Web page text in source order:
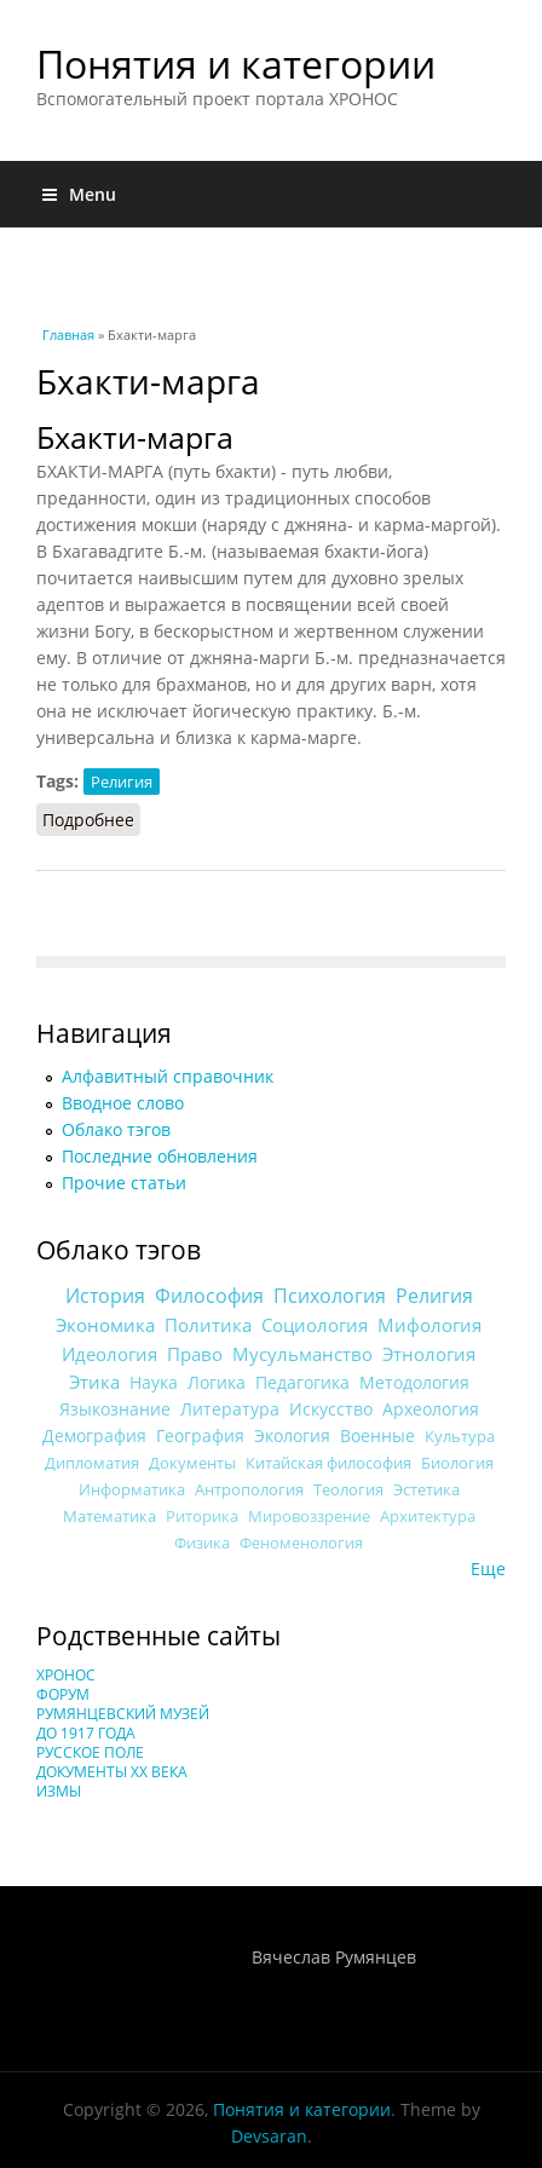
Понятия и категории
Вспомогательный проект портала ХРОНОС
Menu
Вы здесь
Главная » Бхакти-марга
Бхакти-марга
Бхакти-марга
БХАКТИ-МАРГА (путь бхакти) - путь любви,
преданности, один из традиционных способов
достижения мокши (наряду с джняна- и карма-маргой).
В Бхагавадгите Б.-м. (называемая бхакти-йога)
почитается наивысшим путем для духовно зрелых
адептов и выражается в посвящении всей своей
жизни Богу, в бескорыстном и жертвенном служении
ему. В отличие от джняна-марги Б.-м. предназначается
не только для брахманов, но и для других варн, хотя
она не исключает йогическую практику. Б.-м.
универсальна и близка к карма-марге.
Tags:
Религия
Подробнее
Навигация
Алфавитный справочник
Вводное слово
Облако тэгов
Последние обновления
Прочие статьи
Облако тэгов
История Философия Психология Религия
Экономика Политика Социология Мифология
Идеология Право Мусульманство Этнология
Этика Наука Логика Педагогика Методология
Языкознание Литература Искусство Археология
Демография География Экология Военные Культура
Дипломатия Документы Китайская философия Биология
Информатика Антропология Теология Эстетика
Математика Риторика Мировоззрение Архитектура
Физика Феноменология
Еще
Родственные сайты
ХРОНОС
ФОРУМ
РУМЯНЦЕВСКИЙ МУЗЕЙ
ДО 1917 ГОДА
РУССКОЕ ПОЛЕ
ДОКУМЕНТЫ XX ВЕКА
ИЗМЫ
Вячеслав Румянцев
Copyright © 2026, Понятия и категории. Theme by
Devsaran.